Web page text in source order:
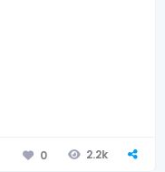
0 2.2k